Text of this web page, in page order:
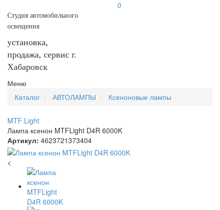
Студия автомобильного
освещения
установка,
продажа, сервис г.
Хабаровск
0
Меню
Каталог
АВТОЛАМПЫ Ксеноновые лампы
MTF Light
Лампа ксенон MTFLight D4R 6000K
Артикул: 4623721373404
<